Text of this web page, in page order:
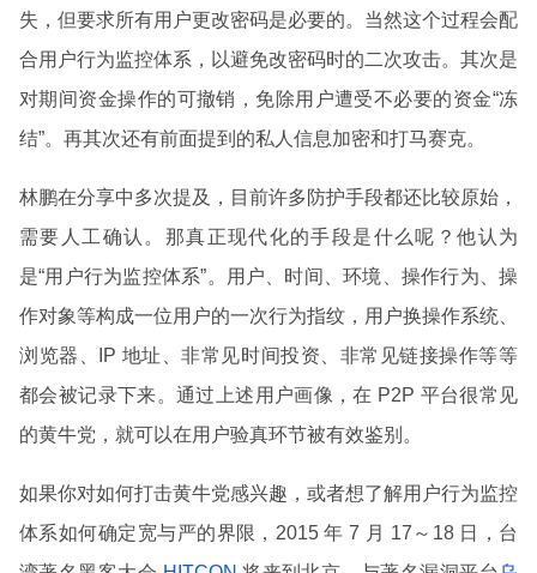
失，但要求所有用户更改密码是必要的。当然这个过程会配
合用户行为监控体系，以避免改密码时的二次攻击。其次是
对期间资金操作的可撤销，免除用户遭受不必要的资金“冻
结”。再其次还有前面提到的私人信息加密和打马赛克。
林鹏在分享中多次提及，目前许多防护手段都还比较原始，
需要人工确认。那真正现代化的手段是什么呢？他认为
是“用户行为监控体系”。用户、时间、环境、操作行为、操
作对象等构成一位用户的一次行为指纹，用户换操作系统、
浏览器、IP 地址、非常见时间投资、非常见链接操作等等
都会被记录下来。通过上述用户画像，在 P2P 平台很常见
的黄牛党，就可以在用户验真环节被有效鉴别。
如果你对如何打击黄牛党感兴趣，或者想了解用户行为监控
体系如何确定宽与严的界限，2015 年 7 月 17～18 日，台